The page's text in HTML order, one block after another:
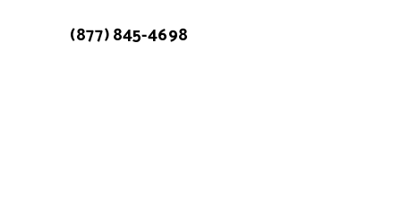
(877) 845-4698